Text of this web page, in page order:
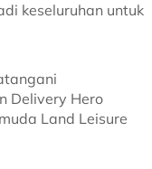
keseluruhan untuk
Delivery Hero
Land Leisure